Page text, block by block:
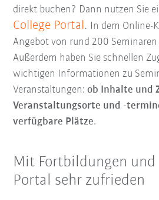
direkt buchen? Dann nutzen Sie
College Portal .
In dem Online-
Angebot von rund 200 Seminaren
Außerdem haben Sie schnellen
wichtigen Informationen zu
Veranstaltungen:ob Inhalte und
Veranstaltungsorte und -
verfügbare Plätze.
Mit Fortbildungen und
Portal sehr zufrieden